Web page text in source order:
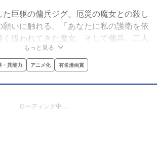
巨躯の傭兵ジグ。厄災の魔女との殺し
いに触れる。「あなたに私の護衛を依
扱われてきた魔女、そして傭兵。二人
め、未知なる大陸を目指す…!!
もっと見る
・異能力 アニメ化 有名漫画賞
ローディング中…